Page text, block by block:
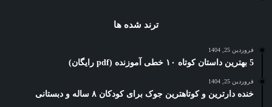
ترند شده ها
فروردین 25, 1404
5 بهترین داستان کوتاه ۱۰ خطی آموزنده (pdf رایگان)
فروردین 25, 1404
خنده دارترین و کوتاهترین جوک برای کودکان ۸ ساله و دبستانی